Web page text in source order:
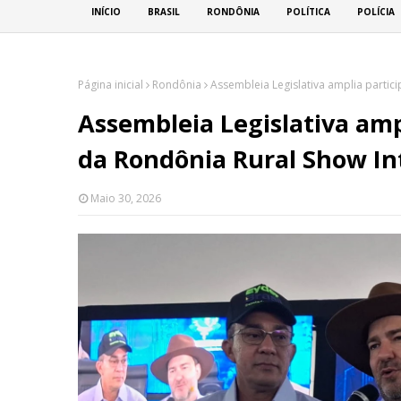
INÍCIO BRASIL RONDÔNIA POLÍTICA POLÍCIA
Página inicial Rondônia Assembleia Legislativa amplia
Assembleia Legislativa
da Rondônia Rural Show
Maio 30, 2026